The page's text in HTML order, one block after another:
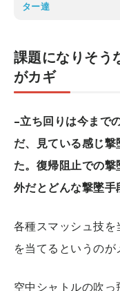
ター達
課題になりそう
がカギ
–立ち回りは今まで
だ、見ている感じ
た。復帰阻止での
外だとどんな撃墜手
各種スマッシュ技
を当てるというのが
空中シャトルの吹